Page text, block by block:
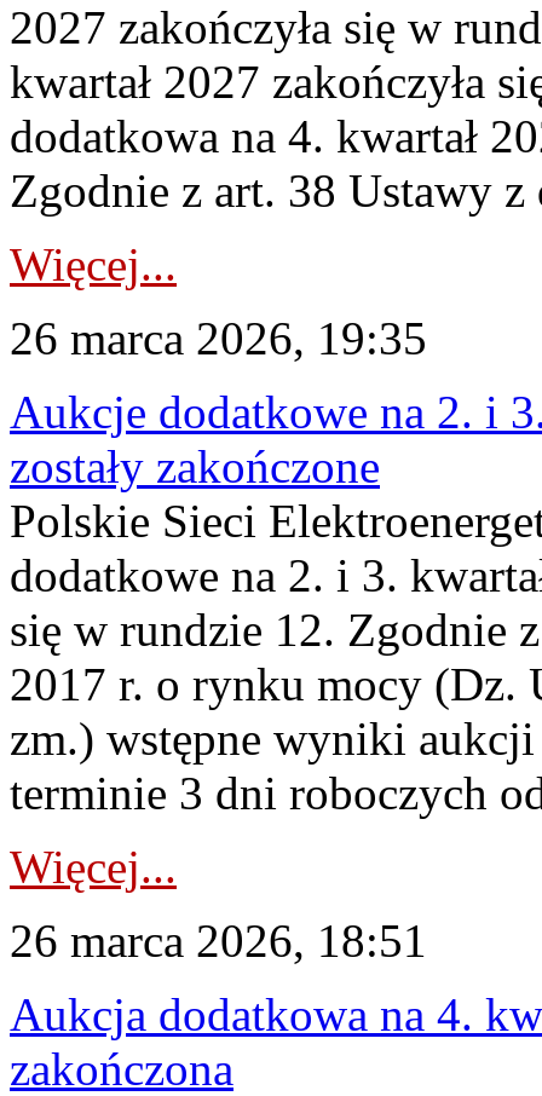
2027 zakończyła się w
kwartał 2027 zakończyła
dodatkowa na 4. kwartał
Zgodnie z art. 38 Ustawy
Więcej...
26 marca 2026, 19:35
Aukcje dodatkowe na 2. i
zostały zakończone
Polskie Sieci
dodatkowe na 2. i 3.
się w rundzie 12. Zgodnie
2017 r. o rynku mocy (Dz.
zm.) wstępne wyniki
terminie 3 dni roboczych
Więcej...
26 marca 2026, 18:51
Aukcja dodatkowa na 4.
zakończona